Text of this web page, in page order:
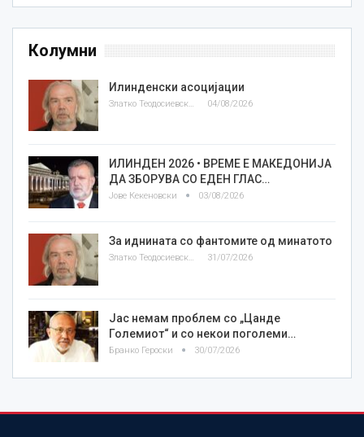
Колумни
Илинденски асоцијации
Златко Теодосиевски 04/08/2026
ИЛИНДЕН 2026 • ВРЕМЕ Е МАКЕДОНИЈА
ДА ЗБОРУВА СО ЕДЕН ГЛАС…
Јове Кекеновски 03/08/2026
За иднината со фантомите од минатото
Златко Теодосиевски 31/07/2026
Јас немам проблем со „Цанде
Големиот“ и со некои поголеми…
Бранко Героски 30/07/2026